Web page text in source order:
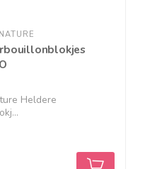
Heldere